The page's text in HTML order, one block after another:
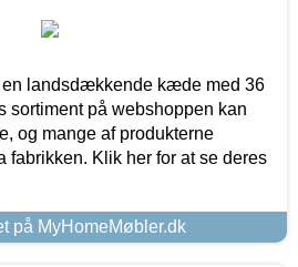
en landsdækkende kæde med 36
sortiment på webshoppen kan
og mange af produkterne
fabrikken. Klik her for at se deres
på MyHomeMøbler.dk